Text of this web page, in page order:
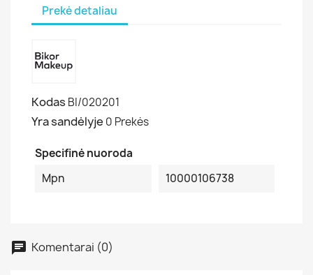
Prekė detaliau
Kodas BI/020201
Yra sandėlyje 0 Prekės
Specifinė nuoroda
Mpn
10000106738
Komentarai (0)